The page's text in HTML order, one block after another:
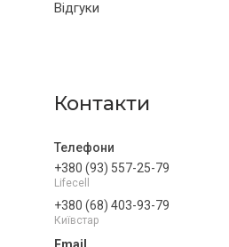
Відгуки
Контакти
+380 (93) 557-25-79
Lifecell
+380 (68) 403-93-79
Київстар